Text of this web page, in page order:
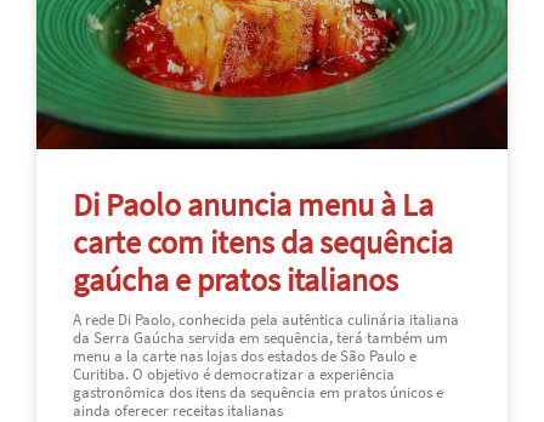
Di Paolo anuncia menu à La
carte com itens da sequência
gaúcha e pratos italianos
A rede Di Paolo, conhecida pela autêntica culinária italiana
da Serra Gaúcha servida em sequência, terá também um
menu a la carte nas lojas dos estados de São Paulo e
Curitiba. O objetivo é democratizar a experiência
gastronômica dos itens da sequência em pratos únicos e
ainda oferecer receitas italianas